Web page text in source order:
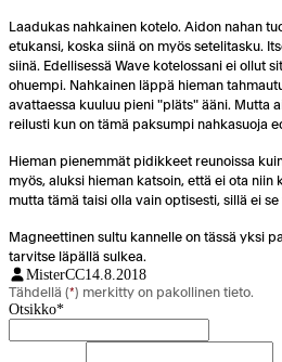
Laadukas nahkainen kotelo. Aidon nahan
etukansi, koska siinä on myös setelitasku.
siinä. Edellisessä Wave kotelossani ei ollut
ohuempi. Nahkainen läppä hieman
avattaessa kuuluu pieni "pläts" ääni. Mutta
reilusti kun on tämä paksumpi nahkasuoja
Hieman pienemmät pidikkeet reunoissa
myös, aluksi hieman katsoin, että ei ota niin
mutta tämä taisi olla vain optisesti, sillä ei
Magneettinen sultu kannelle on tässä yksi
tarvitse läpällä sulkea.
MisterCC14.8.2018
Tähdellä (*) merkitty on pakollinen tieto.
Otsikko*